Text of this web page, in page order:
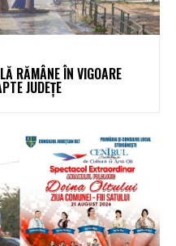
RĂMÂNE ÎN VIGOARE
JUDEȚE